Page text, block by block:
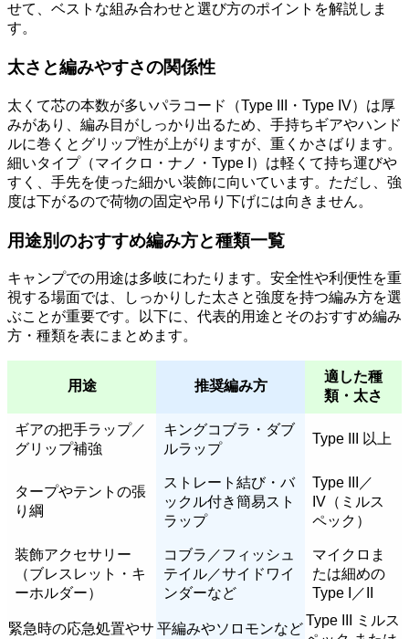
せて、ベストな組み合わせと選び方のポイントを解説しま
す。
太さと編みやすさの関係性
太くて芯の本数が多いパラコード（Type III・Type IV）は厚
みがあり、編み目がしっかり出るため、手持ちギアやハンド
ルに巻くとグリップ性が上がりますが、重くかさばります。
細いタイプ（マイクロ・ナノ・Type I）は軽くて持ち運びや
すく、手先を使った細かい装飾に向いています。ただし、強
度は下がるので荷物の固定や吊り下げには向きません。
用途別のおすすめ編み方と種類一覧
キャンプでの用途は多岐にわたります。安全性や利便性を重
視する場面では、しっかりした太さと強度を持つ編み方を選
ぶことが重要です。以下に、代表的用途とそのおすすめ編み
方・種類を表にまとめます。
用途 推奨編み方
適した種
類・太さ
ギアの把手ラップ／
グリップ補強
キングコブラ・ダブ
ルラップ
Type III 以上
タープやテントの張
り綱
ストレート結び・バ
ックル付き簡易スト
ラップ
Type III／
IV（ミルス
ペック）
装飾アクセサリー
（ブレスレット・キ
ーホルダー）
コブラ／フィッシュ
テイル／サイドワイ
ンダーなど
マイクロま
たは細めの
Type I／II
緊急時の応急処置やサ 平編みやソロモンなど
Type III ミルス